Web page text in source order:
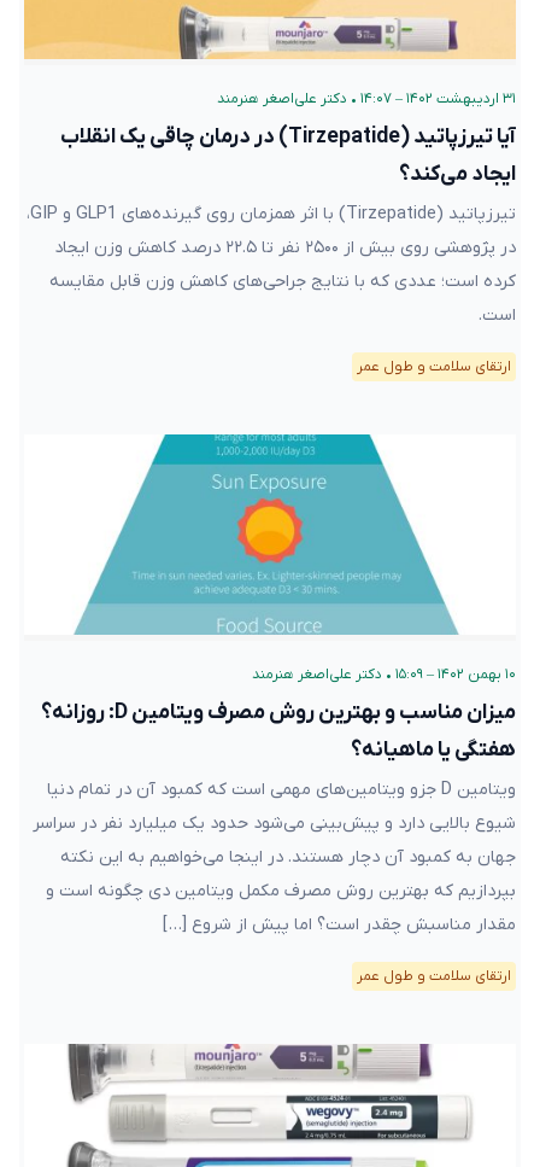
۳۱ اردیبهشت ۱۴۰۲ – ۱۴:۰۷ • دکتر علی‌اصغر هنرمند
آیا تیرزپاتید (Tirzepatide) در درمان چاقی یک انقلاب
ایجاد می‌کند؟
تیرزپاتید (Tirzepatide) با اثر همزمان روی گیرنده‌های GLP1 و GIP،
در پژوهشی روی بیش از ۲۵۰۰ نفر تا ۲۲.۵ درصد کاهش وزن ایجاد
کرده است؛ عددی که با نتایج جراحی‌های کاهش وزن قابل مقایسه
است.
ارتقای سلامت و طول عمر
۱۰ بهمن ۱۴۰۲ – ۱۵:۰۹ • دکتر علی‌اصغر هنرمند
میزان مناسب و بهترین روش مصرف ویتامین D: روزانه؟
هفتگی یا ماهیانه؟
ویتامین D جزو ویتامین‌های مهمی است که کمبود آن در تمام دنیا
شیوع بالایی دارد و پیش‌بینی می‌شود حدود یک میلیارد نفر در سراسر
جهان به کمبود آن دچار هستند. در اینجا می‌خواهیم به این نکته
بپردازیم که بهترین روش مصرف مکمل ویتامین دی چگونه است و
مقدار مناسبش چقدر است؟ اما پیش از شروع […]
ارتقای سلامت و طول عمر